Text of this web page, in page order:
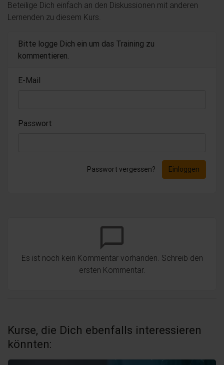
Beteilige Dich einfach an den Diskussionen mit anderen
Lernenden zu diesem Kurs.
Bitte logge Dich ein um das Training zu
kommentieren.
E-Mail
Passwort
Passwort vergessen? Einloggen
chat_bubble_outline
Es ist noch kein Kommentar vorhanden. Schreib den
ersten Kommentar.
Kurse, die Dich ebenfalls interessieren
könnten: